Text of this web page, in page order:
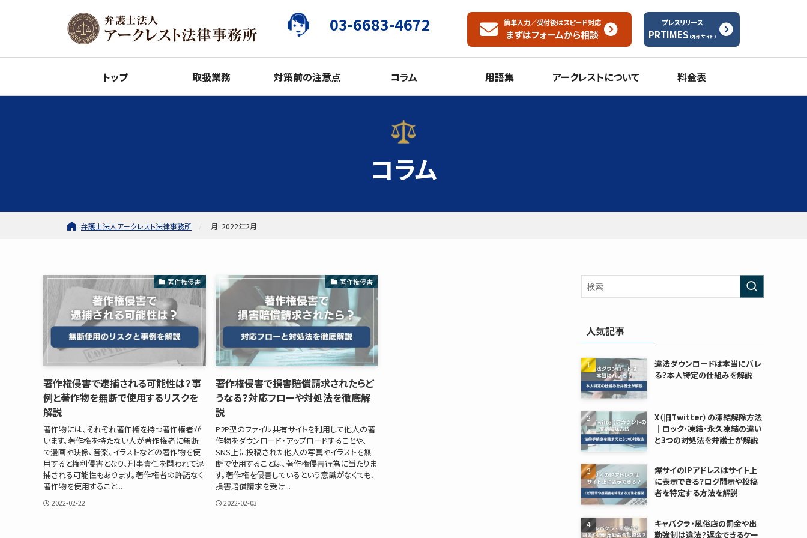
03-6683-4672 簡単入力／受付後はスピード対応
まずはフォームから相談
プレスリリース
PRTIMES （外部サイト）
トップ 取扱業務 対策前の注意点 コラム 用語集 アークレストについて 料金表
コラム
弁護士法人アークレスト法律事務所 月: 2022年2月
著作権侵害
著作権侵害で逮捕される可能性は？事
例と著作物を無断で使用するリスクを
解説
著作物には、それぞれ著作権を持つ著作権者が
います。著作権を持たない人が著作権者に無断
で漫画や映像、音楽、イラストなどの著作物を使
用すると権利侵害となり、刑事責任を問われて逮
捕される可能性もあります。著作権者の許諾なく
著作物を使用すること...
2022-02-22
著作権侵害
著作権侵害で損害賠償請求されたらど
うなる？対応フローや対処法を徹底解
説
P2P型のファイル共有サイトを利用して他人の著
作物をダウンロード・アップロードすることや、
SNS上に投稿された他人の写真やイラストを無
断で使用することは、著作権侵害行為に当たりま
す。著作権を侵害しているという意識がなくても、
損害賠償請求を受け...
2022-02-03
人気記事
違法ダウンロードは本当にバレ
る？本人特定の仕組みを解説
X（旧Twitter）の凍結解除方法
｜ロック・凍結・永久凍結の違い
と3つの対処法を弁護士が解説
爆サイのIPアドレスはサイト上
に表示できる？ログ開示や投稿
者を特定する方法を解説
キャバクラ・風俗店の罰金や出
勤強制は違法？返金できるケー